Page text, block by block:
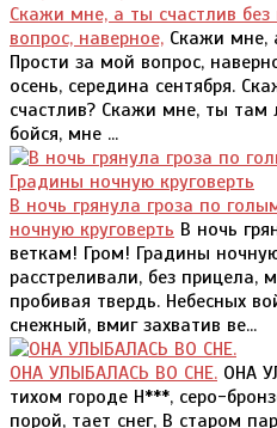
Скажи мне, а ты счастлив
вопрос, наверное, Скажи мне,
Прости за мой вопрос,
осень, середина сентября.
счастлив? Скажи мне, ты
бойся, мне ...
В ночь грянула гроза по
ночную круговерть В ночь
веткам! Гром! Градины
расстреливали, без прицела,
пробивая твердь. Небесных
снежный, вмиг захватив ве...
ОНА УЛЫБАЛАСЬ ВО СНЕ. ОНА
тихом городе Н***, серо-
порой, тает снег, В старом